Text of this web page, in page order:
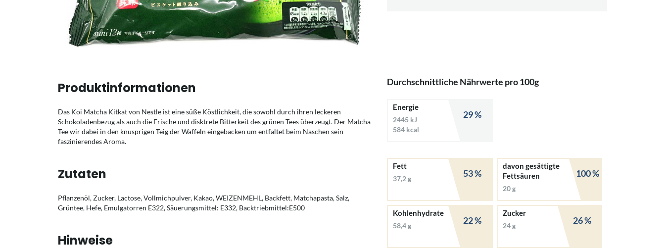
Produktinformationen
Das Koi Matcha Kitkat von Nestle ist eine süße Köstlichkeit, die sowohl durch ihren leckeren
Schokoladenbezug als auch die Frische und disktrete Bitterkeit des grünen Tees überzeugt. Der Matcha
Tee wir dabei in den knusprigen Teig der Waffeln eingebacken um entfaltet beim Naschen sein
faszinierendes Aroma.
Zutaten
Pflanzenöl, Zucker, Lactose, Vollmichpulver, Kakao, WEIZENMEHL, Backfett, Matchapasta, Salz,
Grüntee, Hefe, Emulgatorren E322, Säuerungsmittel: E332, Backtriebmittel:E500
Hinweise
Durchschnittliche Nährwerte pro 100g
Energie
2445 kJ
584 kcal
29 %
Fett
37,2 g 53 %
davon gesättigte
Fettsäuren
20 g
100 %
Kohlenhydrate
58,4 g 22 %
Zucker
24 g 26 %